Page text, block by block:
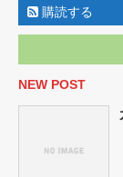
購読する
NEW POST